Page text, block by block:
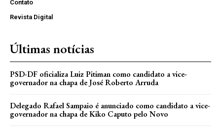
Contato
Revista Digital
Últimas notícias
PSD-DF oficializa Luiz Pitiman como candidato a vice-
governador na chapa de José Roberto Arruda
Delegado Rafael Sampaio é anunciado como candidato a vice-
governador na chapa de Kiko Caputo pelo Novo